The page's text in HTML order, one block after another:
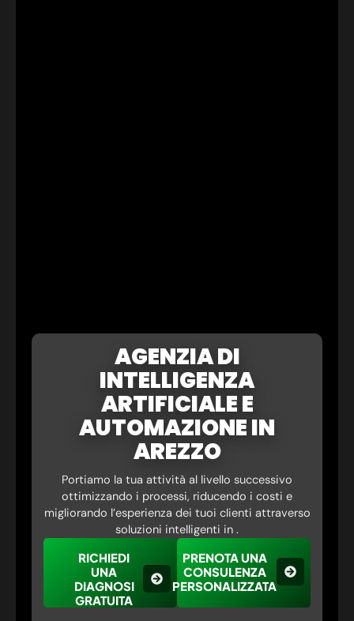
AGENZIA DI
INTELLIGENZA
ARTIFICIALE E
AUTOMAZIONE IN
AREZZO
Portiamo la tua attività al livello successivo
ottimizzando i processi, riducendo i costi e
migliorando l’esperienza dei tuoi clienti attraverso
soluzioni intelligenti in .
RICHIEDI
UNA
DIAGNOSI
GRATUITA
PRENOTA UNA
CONSULENZA
PERSONALIZZATA